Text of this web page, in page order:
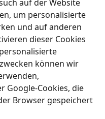
auf der Website
um personalisierte
und auf anderen
dieser Cookies
können wir
Google-Cookies, die
Browser gespeichert